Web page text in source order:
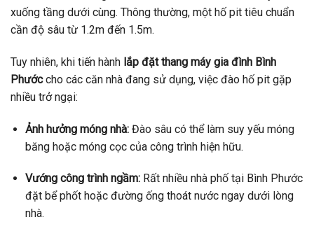
xuống tầng dưới cùng. Thông thường, một hố pit tiêu chuẩn
cần độ sâu từ 1.2m đến 1.5m.
Tuy nhiên, khi tiến hành lắp đặt thang máy gia đình Bình
Phướccho các căn nhà đang sử dụng, việc đào hố pit gặp
nhiều trở ngại:
Ảnh hưởng móng nhà:Đào sâu có thể làm suy yếu móng
băng hoặc móng cọc của công trình hiện hữu.
Vướng công trình ngầm:Rất nhiều nhà phố tại Bình Phước
đặt bể phốt hoặc đường ống thoát nước ngay dưới lòng
nhà.